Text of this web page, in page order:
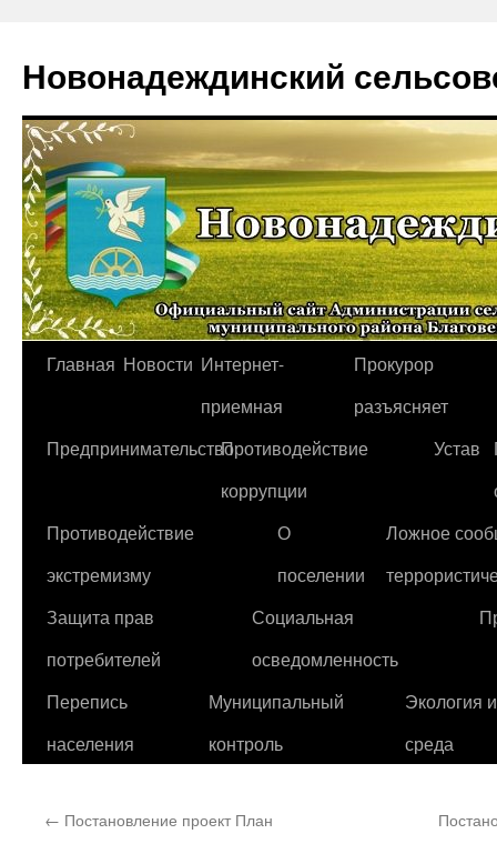
Новонадеждинский
Перейти
содержимому
Главная Новости Интернет-
приемная
Прокурор
разъясняет
ПредпринимательствоПротиводействие
коррупции
Устав
Противодействие
экстремизму
О
поселении
Ложное
Защита прав
потребителей
Социальная
осведомленность
Перепись
населения
Муниципальный
контроль
Экология
среда
← Постановление проект План